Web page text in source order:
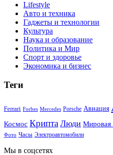
Lifestyle
Авто и техника
Гаджеты и технологии
Культура
Наука и образование
Политика и Мир
Спорт и здоровье
Экономика и бизнес
Теги
Ferrari Forbes Mercedes Porsche Авиация
Космос Крипта Люди Мировая
Фото Часы Электроавтомобили
Мы в соцсетях